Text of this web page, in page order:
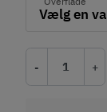
- +